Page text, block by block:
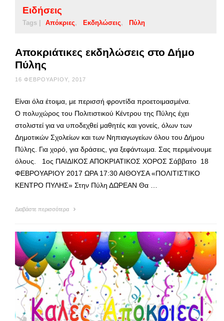
Ειδήσεις
Tags | Απόκριες Εκδηλώσεις Πύλη
Αποκριάτικες εκδηλώσεις στο Δήμο
Πύλης
16 ΦΕΒΡΟΥΑΡΊΟΥ, 2017
Είναι όλα έτοιμα, με περισσή φροντίδα προετοιμασμένα.
Ο πολυχώρος του Πολιτιστικού Κέντρου της Πύλης έχει
στολιστεί για να υποδεχθεί μαθητές και γονείς, όλων των
Δημοτικών Σχολείων και των Νηπιαγωγείων όλου του Δήμου
Πύλης. Για χορό, για δράσεις, για ξεφάντωμα. Σας περιμένουμε
όλους. 1ος ΠΑΙΔΙΚΟΣ ΑΠΟΚΡΙΑΤΙΚΟΣ ΧΟΡΟΣ Σάββατο 18
ΦΕΒΡΟΥΑΡΙΟΥ 2017 ΩΡΑ 17:30 ΑΙΘΟΥΣΑ «ΠΟΛΙΤΙΣΤΙΚΟ
ΚΕΝΤΡΟ ΠΥΛΗΣ» Στην Πύλη ΔΩΡΕΑΝ Θα …
Διαβάστε περισσότερα